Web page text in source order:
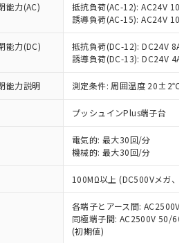
能力(AC)
抵抗負荷(AC-12): AC24V 10A/
誘導負荷(AC-15): AC24V
能力(DC)
抵抗負荷(DC-12): DC24V 8A/
誘導負荷(DC-13): DC24V 4A/
能力説明 測定条件: 周囲温度 20±2℃、
プッシュインPlus端子台
電気的: 最大30回/分
機械的: 最大30回/分
100MΩ以上 (DC500Vメガ、点
各端子とアース間: AC2500V
同極端子間: AC2500V 50/
(初期値)
お読みいただき、同意のうえ
。
スは、当社制御機器事業取扱
社在庫状況および標準価格
提供させていただくもので
機器事業取扱商品の中には、
スの対象外となる商品もある
了承ください。
および標準価格照会結果は、
いる更新日時点での社内デー
き作成されるものであり、閲
時点での実際の在庫および標
は異なる場合があることをご
：EU RoHS指令（10物質）の
応の商品で、対応品を出す予
。
：EU RoHS指令（10物質）の
状況を調査中または確認中の
イセンス料など無形物で、有
係のない商品です。
情により、非含有部品として
有品と判明した場合などや
ることがあります。
1000ppm以下、ポリ臭化ビフェニル
以下、ポリ臭化ジフェニルエーテル類
質材料含有率が中国RoHSの
ることを示します。
質材料含有率が中国RoHSの
いることを示します。
です。当社販売部門へお問
の基準値 (GB/T26572)：
、 Hg(水銀) : 1000ppm、 Cd(カドミウ
: 1000ppm、 PBBs(ポリ臭化ビフェ
これら貴社製品のうち、外国
び外国貿易法に定める商品
規制貨物等」という）を輸出
外への提供する場合は、日本
輸出許可(または役務取引許
するなどの必要な手続きを